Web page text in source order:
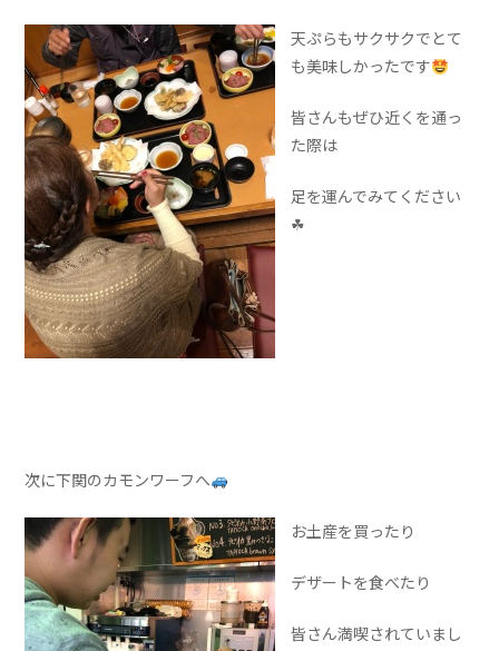
天ぷらもサクサクでとて
も美味しかったです
皆さんもぜひ近くを通っ
た際は
足を運んでみてください
☘
次に下関のカモンワーフへ
お土産を買ったり
デザートを食べたり
皆さん満喫されていまし